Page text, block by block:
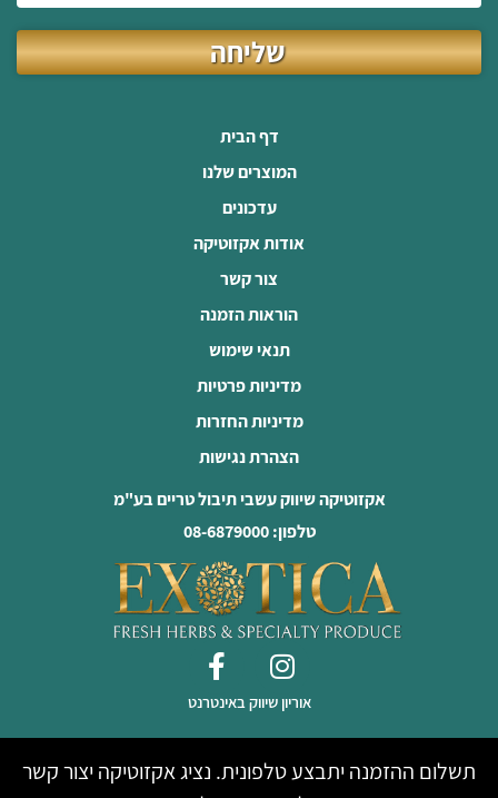
שליחה
דף הבית
המוצרים שלנו
עדכונים
אודות אקזוטיקה
צור קשר
הוראות הזמנה
תנאי שימוש
מדיניות פרטיות
מדיניות החזרות
הצהרת נגישות
אקזוטיקה שיווק עשבי תיבול טריים בע"מ
טלפון: 08-6879000
אוריון שיווק באינטרנט
תשלום ההזמנה יתבצע טלפונית. נציג אקזוטיקה יצור קשר